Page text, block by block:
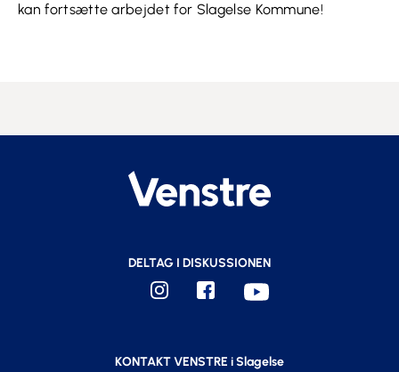
kan fortsætte arbejdet for Slagelse Kommune!
KONTAKT VENSTRE i Slagelse
DELTAG I DISKUSSIONEN